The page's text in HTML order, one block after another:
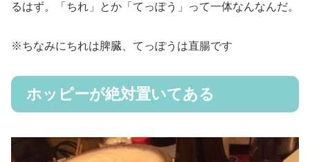
るはず。「ちれ」とか「てっぽう」って一体なんなんだ。
※ちなみにちれは脾臓、てっぽうは直腸です
ホッピーが絶対置いてある